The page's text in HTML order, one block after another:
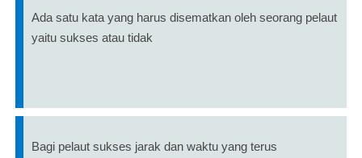
Ada satu kata yang harus disematkan oleh seorang pelaut
yaitu sukses atau tidak
Bagi pelaut sukses jarak dan waktu yang terus